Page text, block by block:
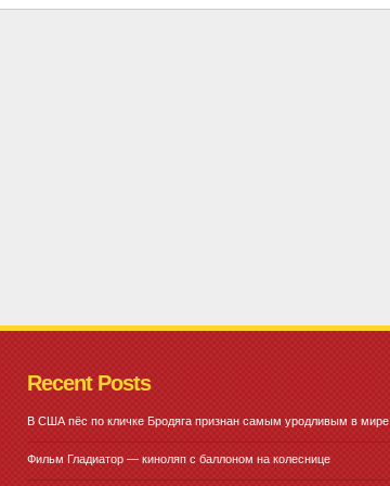
Recent Posts
В США пёс по кличке Бродяга признан самым уродливым в мире
Фильм Гладиатор — киноляп с баллоном на колеснице